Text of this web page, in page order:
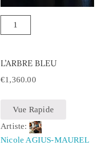
L’ARBRE BLEU
€1,360.00
Vue Rapide
Artiste:
Nicole AGIUS-MAUREL